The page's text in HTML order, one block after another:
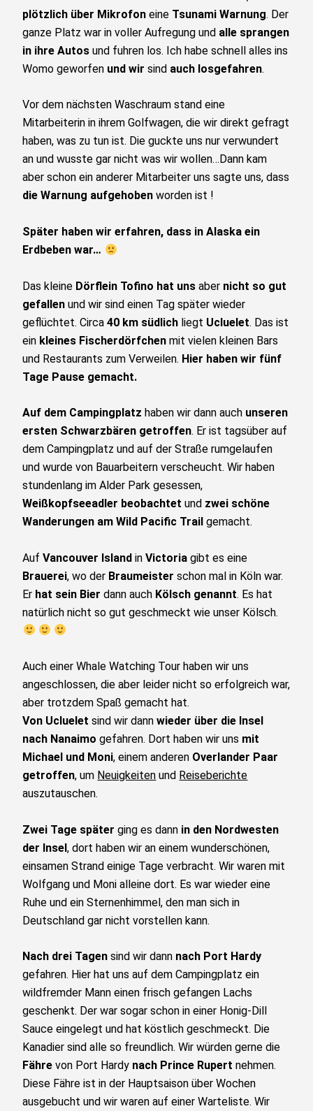
plötzlich über Mikrofon eine Tsunami Warnung. Der
ganze Platz war in voller Aufregung und alle sprangen
in ihre Autos und fuhren los. Ich habe schnell alles ins
Womo geworfen und wir sind auch losgefahren.
Vor dem nächsten Waschraum stand eine
Mitarbeiterin in ihrem Golfwagen, die wir direkt gefragt
haben, was zu tun ist. Die guckte uns nur verwundert
an und wusste gar nicht was wir wollen…Dann kam
aber schon ein anderer Mitarbeiter uns sagte uns, dass
die Warnung aufgehoben worden ist !
Später haben wir erfahren, dass in Alaska ein
Erdbeben war…
Das kleine Dörflein Tofino hat uns aber nicht so gut
gefallen und wir sind einen Tag später wieder
geflüchtet. Circa40 km südlich liegt Ucluelet. Das ist
ein kleines Fischerdörfchen mit vielen kleinen Bars
und Restaurants zum Verweilen. Hier haben wir fünf
Tage Pause gemacht.
Auf dem Campingplatz haben wir dann auch unseren
ersten Schwarzbären getroffen. Er ist tagsüber auf
dem Campingplatz und auf der Straße rumgelaufen
und wurde von Bauarbeitern verscheucht. Wir haben
stundenlang im Alder Park gesessen,
Weißkopfseeadler beobachtet und zwei schöne
Wanderungen am Wild Pacific Trail gemacht.
AufVancouver Island inVictoria gibt es eine
Brauerei, wo der Braumeister schon mal in Köln war.
Er hat sein Bier dann auch Kölsch genannt. Es hat
natürlich nicht so gut geschmeckt wie unser Kölsch.
Auch einer Whale Watching Tour haben wir uns
angeschlossen, die aber leider nicht so erfolgreich war,
aber trotzdem Spaß gemacht hat.
Von Ucluelet sind wir dannwieder über die Insel
nach Nanaimo gefahren. Dort haben wir uns mit
Michael und Moni, einem anderen Overlander Paar
getroffen, um Neuigkeiten und Reiseberichte
auszutauschen.
Zwei Tage später ging es dann in den Nordwesten
der Insel, dort haben wir an einem wunderschönen,
einsamen Strand einige Tage verbracht. Wir waren mit
Wolfgang und Moni alleine dort. Es war wieder eine
Ruhe und ein Sternenhimmel, den man sich in
Deutschland gar nicht vorstellen kann.
Nach drei Tagen sind wir dann nach Port Hardy
gefahren. Hier hat uns auf dem Campingplatz ein
wildfremder Mann einen frisch gefangen Lachs
geschenkt. Der war sogar schon in einer Honig-Dill
Sauce eingelegt und hat köstlich geschmeckt. Die
Kanadier sind alle so freundlich. Wir würden gerne die
Fähre von Port Hardy nach Prince Rupert nehmen.
Diese Fähre ist in der Hauptsaison über Wochen
ausgebucht und wir waren auf einer Warteliste. Wir